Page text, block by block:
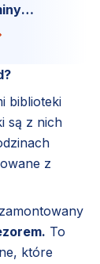
biblioteki
są z nich
z
To
które